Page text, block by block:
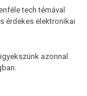
tech témával
érdekes elektronikai
azonnal